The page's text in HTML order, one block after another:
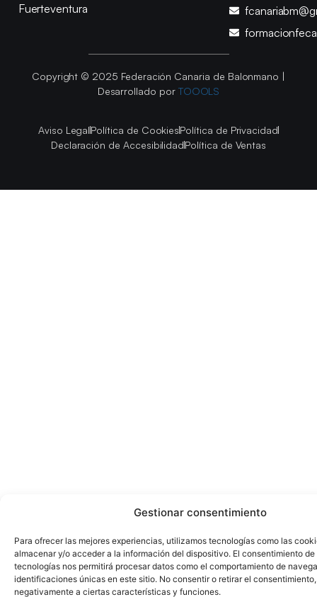
Gestionar consentimiento
Para ofrecer las mejores experiencias, utilizamos tecnologías como las
almacenar y/o acceder a la información del dispositivo. El consentimiento de
tecnologías nos permitirá procesar datos como el comportamiento de
identificaciones únicas en este sitio. No consentir o retirar el
negativamente a ciertas características y funciones.
Fuerteventura
Copyright © 2025 Federación Canaria de Balonmano |
Desarrollado por TOOOLS
Aviso LegalPolítica de CookiesPolítica de Privacidad
Declaración de AccesibilidadPolítica de Ventas